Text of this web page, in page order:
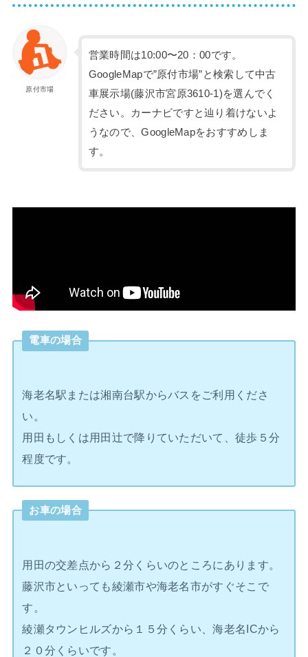
原付市場
営業時間は10:00〜20：00です。
GoogleMapで”原付市場”と検索して中古
車展示場(藤沢市宮原3610-1)を選んでく
ださい。カーナビですと辿り着けないよ
うなので、GoogleMapをおすすめしま
す。
電車の場合
海老名駅または湘南台駅からバスをご利用くださ
い。
用田もしくは用田辻で降りていただいて、徒歩５分
程度です。
お車の場合
用田の交差点から２分くらいのところにあります。
藤沢市といっても綾瀬市や海老名市がすぐそこで
す。
綾瀬タウンヒルズから１５分くらい、海老名ICから
２０分くらいです。